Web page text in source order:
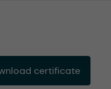
certificate